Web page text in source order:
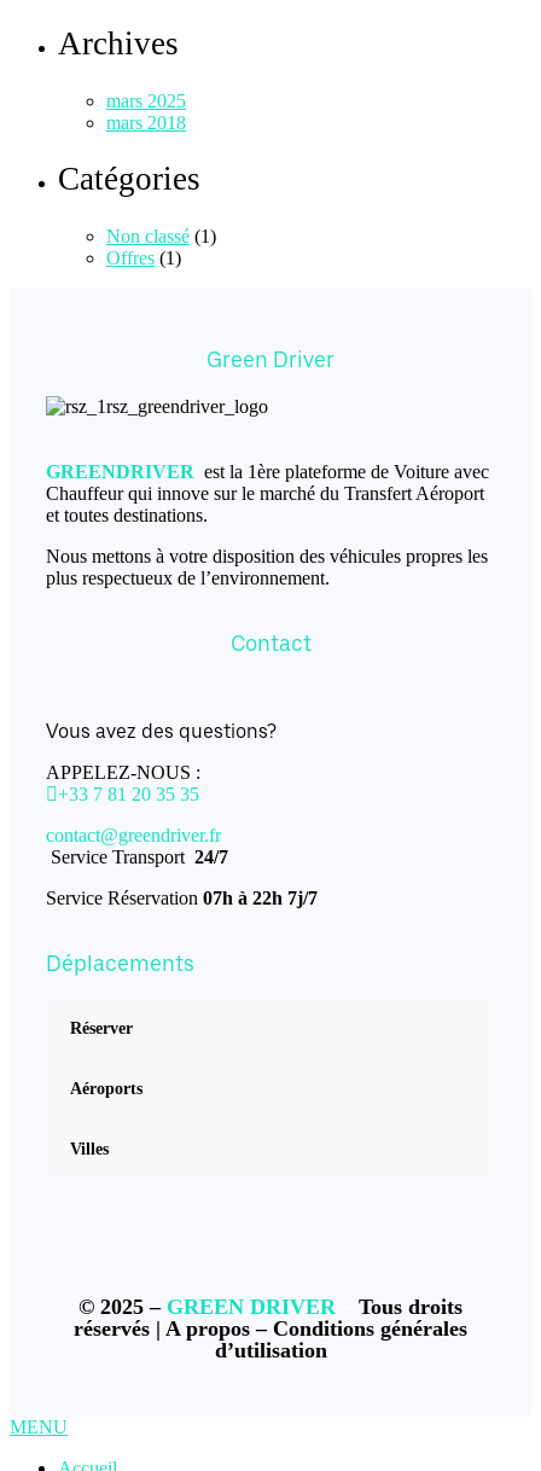
Archives
mars 2025
mars 2018
Catégories
Non classé (1)
Offres (1)
Green Driver
GREENDRIVER est la 1ère plateforme de Voiture avec
Chauffeur qui innove sur le marché du Transfert Aéroport
et toutes destinations.
Nous mettons à votre disposition des véhicules propres les
plus respectueux de l’environnement.
Contact
Vous avez des questions?
APPELEZ-NOUS :
+33 7 81 20 35 35
contact@greendriver.fr
Service Transport 24/7
Service Réservation 07h à 22h 7j/7
Déplacements
Réserver
Aéroports
Villes
© 2025 – GREEN DRIVER– Tous droits
réservés | A propos – Conditions générales
d’utilisation
MENU